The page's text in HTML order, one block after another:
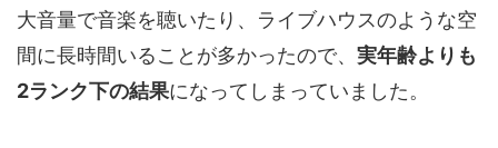
大音量で音楽を聴いたり、ライブハウスのような空
間に長時間いることが多かったので、 実年齢よりも
2ランク下の結果になってしまっていました。